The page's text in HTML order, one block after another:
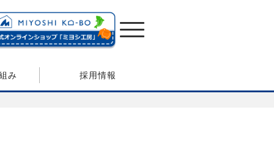
み 採用情報